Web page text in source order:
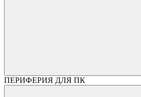
ПЕРИФЕРИЯ ДЛЯ ПК